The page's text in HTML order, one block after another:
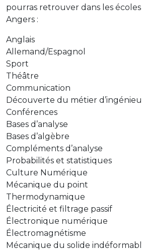
pourras retrouver dans les écoles
Angers :
Anglais
Allemand/Espagnol
Sport
Théâtre
Communication
Découverte du métier
Conférences
Bases d’analyse
Bases d’algèbre
Compléments d’analyse
Probabilités et statistiques
Culture Numérique
Mécanique du point
Thermodynamique
Électricité et filtrage passif
Électronique numérique
Électromagnétisme
Mécanique du solide